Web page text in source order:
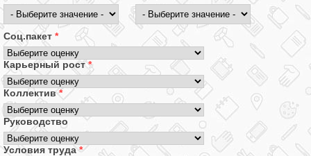
Соц.пакет *
Карьерный рост*
Коллектив*
Руководство
Условия труда*